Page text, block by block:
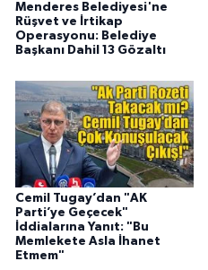
Menderes Belediyesi'ne
Rüşvet ve İrtikap
Operasyonu: Belediye
Başkanı Dahil 13 Gözaltı
Cemil Tugay’dan "AK
Parti’ye Geçecek"
İddialarına Yanıt: "Bu
Memlekete Asla İhanet
Etmem"